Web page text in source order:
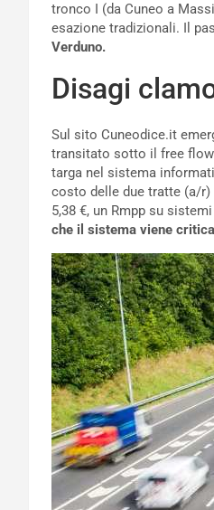
tronco I (da Cuneo a
esazione tradizionali. Il
Verduno.
Disagi
Sul sito Cuneodice.it
transitato sotto il free
targa nel sistema
costo delle due tratte (a/r)
5,38 €, un Rmpp su
che il sistema viene